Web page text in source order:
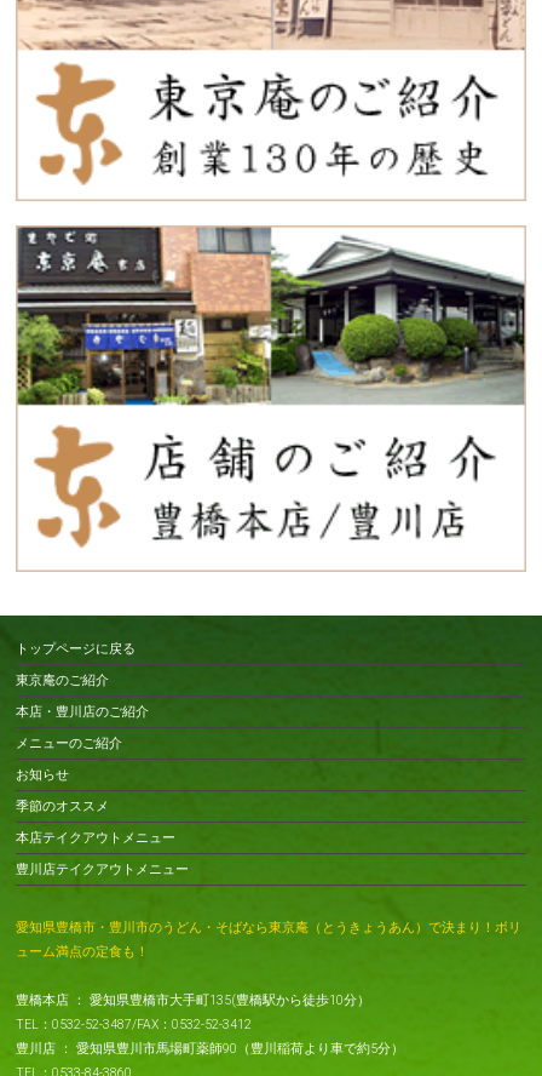
トップページに戻る
東京庵のご紹介
本店・豊川店のご紹介
メニューのご紹介
お知らせ
季節のオススメ
本店テイクアウトメニュー
豊川店テイクアウトメニュー
愛知県豊橋市・豊川市のうどん・そばなら東京庵（とうきょうあん）で決まり！ボリ
ューム満点の定食も！
豊橋本店 ： 愛知県豊橋市大手町135(豊橋駅から徒歩10分）
TEL：0532-52-3487/FAX：0532-52-3412
豊川店 ： 愛知県豊川市馬場町薬師90（豊川稲荷より車で約5分）